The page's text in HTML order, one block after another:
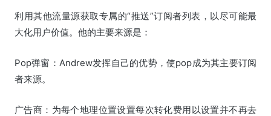
利用其他流量源获取专属的“推送”订阅者列表，以尽可能最
大化用户价值。他的主要来源是：
Pop弹窗：Andrew发挥自己的优势，使pop成为其主要订阅
者来源。
广告商：为每个地理位置设置每次转化费用以设置并不再去